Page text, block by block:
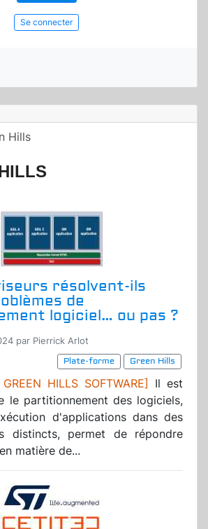
Se connecter
Hills
résolvent-ils
de
logiciel… ou pas ?
par Pierrick Arlot
Plate-forme
Green Hills
HILLS SOFTWARE] Il est
le partitionnement des logiciels,
d'applications dans des
distincts, permet de répondre
matière de...